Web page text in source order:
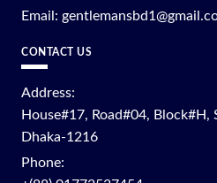
Email:
CONTACT US
Address:
House#17, Road#04,
Dhaka-1216
Phone: